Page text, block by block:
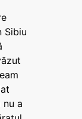
Sibiu
nu a